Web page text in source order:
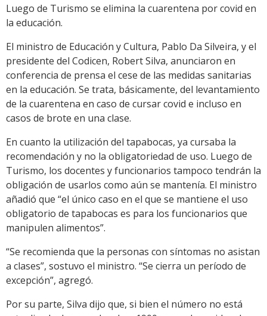
Link
Luego de Turismo se elimina la cuarentena por covid en
la educación.
El ministro de Educación y Cultura, Pablo Da Silveira, y el
presidente del Codicen, Robert Silva, anunciaron en
conferencia de prensa el cese de las medidas sanitarias
en la educación. Se trata, básicamente, del levantamiento
de la cuarentena en caso de cursar covid e incluso en
casos de brote en una clase.
En cuanto la utilización del tapabocas, ya cursaba la
recomendación y no la obligatoriedad de uso. Luego de
Turismo, los docentes y funcionarios tampoco tendrán la
obligación de usarlos como aún se mantenía. El ministro
añadió que “el único caso en el que se mantiene el uso
obligatorio de tapabocas es para los funcionarios que
manipulen alimentos”.
“Se recomienda que la personas con síntomas no asistan
a clases”, sostuvo el ministro. “Se cierra un período de
excepción”, agregó.
Por su parte, Silva dijo que, si bien el número no está